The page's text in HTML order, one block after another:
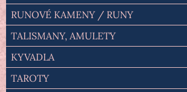
RUNOVÉ KAMENY / RUNY
TALISMANY, AMULETY
KYVADLA
TAROTY